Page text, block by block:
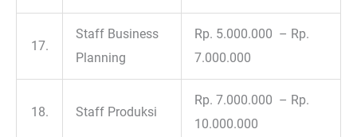
17.
Staff Business
Planning
Rp. 5.000.000 – Rp.
7.000.000
18. Staff Produksi
Rp. 7.000.000 – Rp.
10.000.000